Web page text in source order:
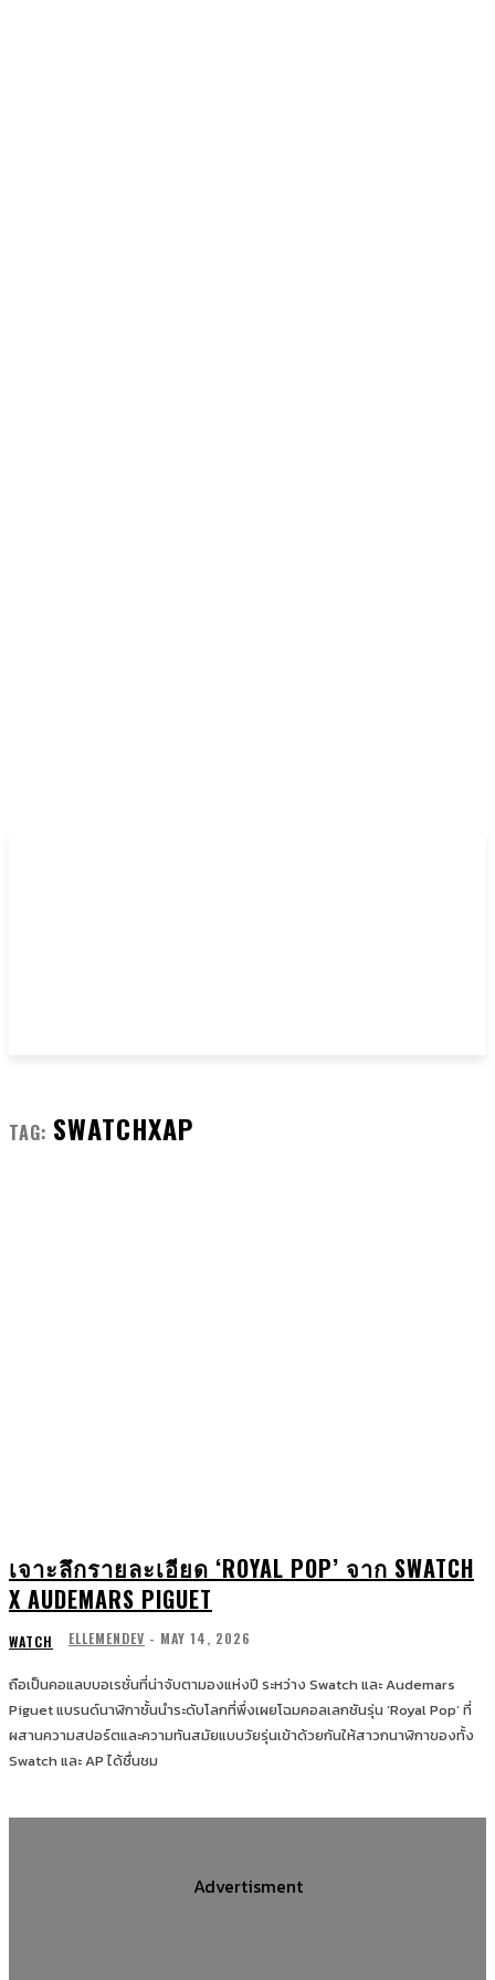
TAG: SWATCHXAP
เจาะลึกรายละเอียด ‘ROYAL POP’ จาก SWATCH
X AUDEMARS PIGUET
WATCH ELLEMENDEV - MAY 14, 2026
ถือเป็นคอแลบบอเรชั่นที่น่าจับตามองแห่งปี ระหว่าง Swatch และ Audemars
Piguet แบรนด์นาฬิกาชั้นนำระดับโลกที่พึ่งเผยโฉมคอลเลกชันรุ่น ‘Royal Pop’ ที่
ผสานความสปอร์ตและความทันสมัยแบบวัยรุ่นเข้าด้วยกันให้สาวกนาฬิกาของทั้ง
Swatch และ AP ได้ชื่นชม
Advertisment